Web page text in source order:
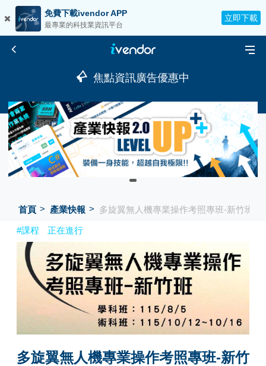
免費下載ivendor APP
最專業的科技業資訊平台
立即下載
焦點資訊廣告優惠中
首頁 產業快報 多旋翼無人機專業操作考照專班-新竹班
#課程 正在進行
多旋翼無人機專業操作考照專班-新竹